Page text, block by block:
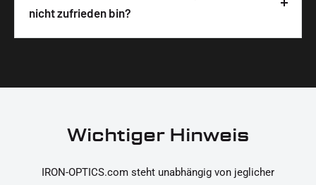
unterstützen dich dabei, die Teile sicher und
korrekt an deinem Motorrad zu installieren.
Wir legen großen Wert auf hochwertige
nicht zufrieden bin?
Ja, du kannst die Teile innerhalb von 14 Tagen
Rücksendung findest du in unseren
Wichtiger Hinweis
IRON-OPTICS.com steht unabhängig von jeglicher